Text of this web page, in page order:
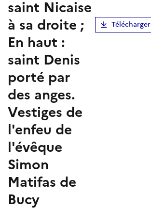
saint Nicaise
à sa droite ;
En haut :
saint Denis
porté par
des anges.
Vestiges de
l'enfeu de
l'évêque
Simon
Matifas de
Bucy
Télécharger